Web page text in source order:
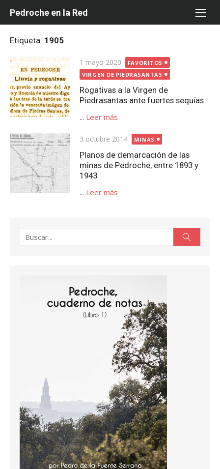
Pedroche en la Red
Etiqueta: 1905
Publicada
el
1 mayo 2020
FAVORITOS
VIRGEN DE PIEDRASANTAS
Rogativas a la Virgen de
Piedrasantas ante fuertes sequías
... Leer más
Publicada
el
3 octubre 2014 MINAS
Planos de demarcación de las
minas de Pedroche, entre 1893 y
1943
... Leer más
Buscar: